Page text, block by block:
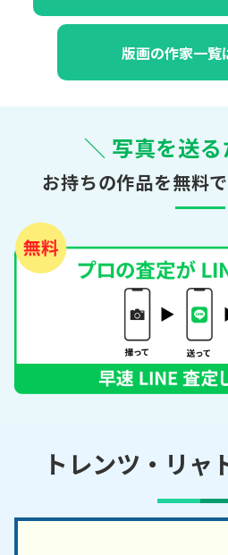
版画の作家一覧
＼ 写真を送
お持ちの作品を無料
トレンツ・リャ